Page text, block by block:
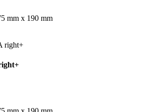
mm x 190 mm